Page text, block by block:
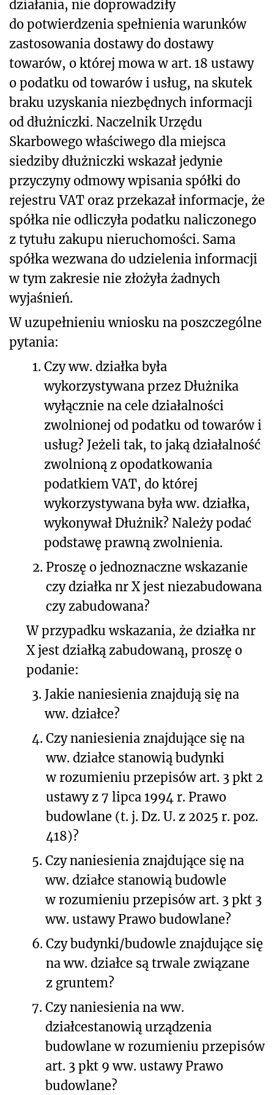
działania, nie doprowadziły
do potwierdzenia spełnienia warunków
zastosowania dostawy do dostawy
towarów, o której mowa w art. 18 ustawy
o podatku od towarów i usług, na skutek
braku uzyskania niezbędnych informacji
od dłużniczki. Naczelnik Urzędu
Skarbowego właściwego dla miejsca
siedziby dłużniczki wskazał jedynie
przyczyny odmowy wpisania spółki do
rejestru VAT oraz przekazał informacje, że
spółka nie odliczyła podatku naliczonego
z tytułu zakupu nieruchomości. Sama
spółka wezwana do udzielenia informacji
w tym zakresie nie złożyła żadnych
wyjaśnień.
W uzupełnieniu wniosku na poszczególne
pytania:
1. Czy ww. działka była
wykorzystywana przez Dłużnika
wyłącznie na cele działalności
zwolnionej od podatku od towarów i
usług? Jeżeli tak, to jaką działalność
zwolnioną z opodatkowania
podatkiem VAT, do której
wykorzystywana była ww. działka,
wykonywał Dłużnik? Należy podać
podstawę prawną zwolnienia.
2. Proszę o jednoznaczne wskazanie
czy działka nr X jest niezabudowana
czy zabudowana?
W przypadku wskazania, że działka nr
X jest działką zabudowaną, proszę o
podanie:
3. Jakie naniesienia znajdują się na
ww. działce?
4. Czy naniesienia znajdujące się na
ww. działce stanowią budynki
w rozumieniu przepisów art. 3 pkt 2
ustawy z 7 lipca 1994 r. Prawo
budowlane (t. j. Dz. U. z 2025 r. poz.
418)?
5. Czynaniesienia znajdujące się na
ww. działce stanowią budowle
w rozumieniu przepisów art. 3 pkt 3
ww. ustawy Prawo budowlane?
6. Czy budynki/budowle znajdujące się
na ww. działce są trwale związane
z gruntem?
7. Czy naniesienia na ww.
działcestanowią urządzenia
budowlane w rozumieniu przepisów
art. 3 pkt 9 ww. ustawy Prawo
budowlane?